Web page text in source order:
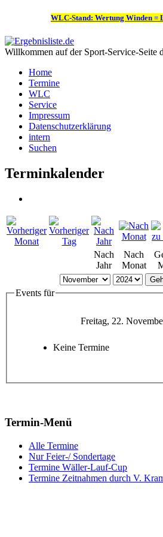
WLC-Stand: Wertung Winden =
Willkommen auf der Sport-Service-Seite
Home
Termine
WLC
Service
Impressum
Datenschutzerklärung
intern
Suchen
Terminkalender
Nach
Jahr
Nach
Monat
Events für
Freitag, 22.
Keine Termine
Termin-Menü
Alle Termine
Nur Feier-/ Sondertage
Termine Wäller-Lauf-Cup
Termine Zeitnahmen durch V.